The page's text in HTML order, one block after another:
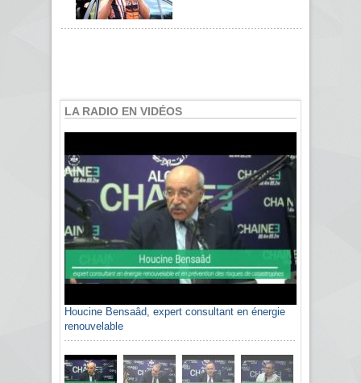
LA RADIO EN VIDÉOS
Houcine Bensaâd, expert consultant en énergie
renouvelable